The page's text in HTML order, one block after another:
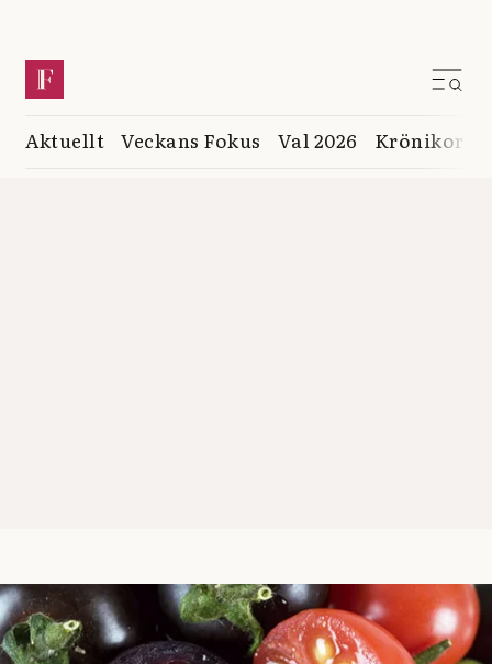
Aktuellt Veckans Fokus Val 2026 Krönikor